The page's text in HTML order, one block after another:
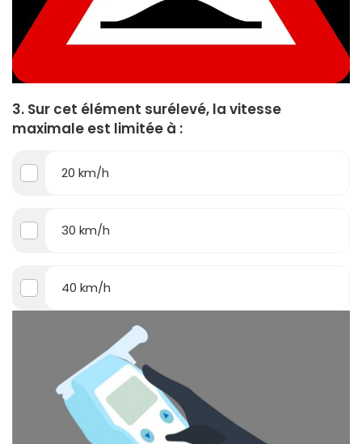
3. Sur cet élément surélevé, la vitesse
maximale est limitée à :
20 km/h
30 km/h
40 km/h